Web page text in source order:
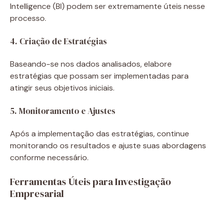
Intelligence (BI) podem ser extremamente úteis nesse
processo.
4. Criação de Estratégias
Baseando-se nos dados analisados, elabore
estratégias que possam ser implementadas para
atingir seus objetivos iniciais.
5. Monitoramento e Ajustes
Após a implementação das estratégias, continue
monitorando os resultados e ajuste suas abordagens
conforme necessário.
Ferramentas Úteis para Investigação
Empresarial